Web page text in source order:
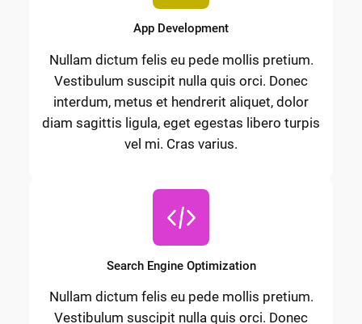
App Development
Nullam dictum felis eu pede mollis pretium.
Vestibulum suscipit nulla quis orci. Donec
interdum, metus et hendrerit aliquet, dolor
diam sagittis ligula, eget egestas libero turpis
vel mi. Cras varius.
Search Engine Optimization
Nullam dictum felis eu pede mollis pretium.
Vestibulum suscipit nulla quis orci. Donec